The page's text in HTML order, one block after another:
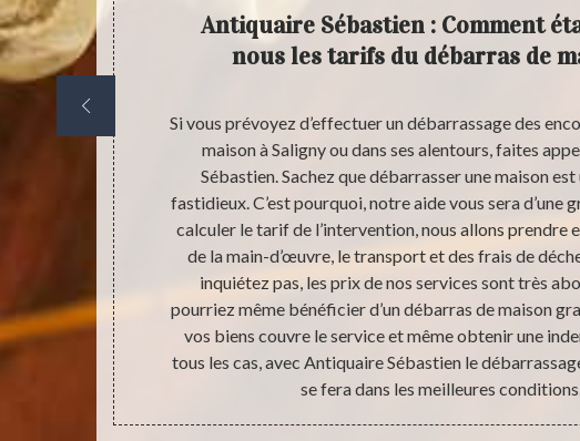
par
de
lunettes de
meilleures
Antiquaire Sébastien : Comment
nous les tarifs du débarras de
Si vous prévoyez d’effectuer un débarrassage des
maison à Saligny ou dans ses alentours, faites
Sébastien. Sachez que débarrasser une maison
fastidieux. C’est pourquoi, notre aide vous sera d’une
calculer le tarif de l’intervention, nous allons prendre
de la main-d’œuvre, le transport et des frais de
inquiétez pas, les prix de nos services sont très
pourriez même bénéficier d’un débarras de maison
vos biens couvre le service et même obtenir une
tous les cas, avec Antiquaire Sébastien le
se fera dans les meilleures